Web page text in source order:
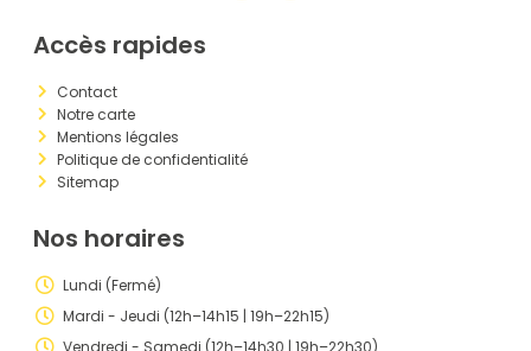
Accès rapides
Contact
Notre carte
Mentions légales
Politique de confidentialité
Sitemap
Nos horaires
Lundi (Fermé)
Mardi - Jeudi (12h–14h15 | 19h–22h15)
Vendredi - Samedi (12h–14h30 | 19h–22h30)